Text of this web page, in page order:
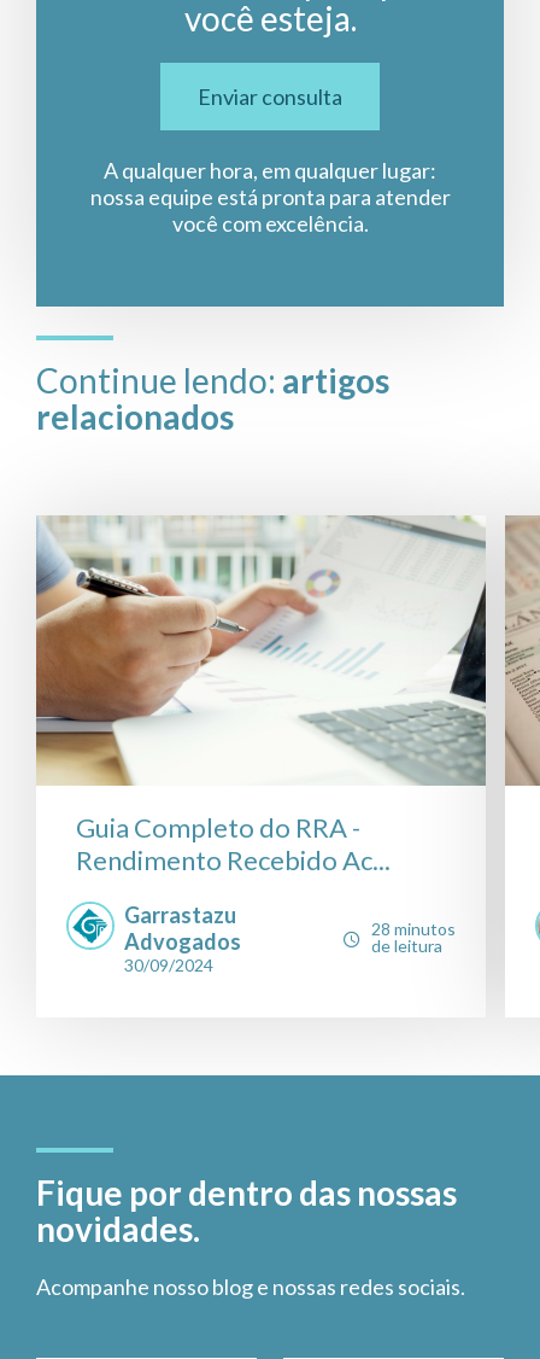
você esteja.
Enviar consulta
A qualquer hora, em qualquer lugar:
nossa equipe está pronta para atender
você com excelência.
Continue lendo: artigos
relacionados
Guia Completo do RRA -
Rendimento Recebido Ac...
Garrastazu
Advogados
30/09/2024
28 minutos
de leitura
Fique por dentro das nossas
novidades.
Acompanhe nosso blog e nossas redes sociais.